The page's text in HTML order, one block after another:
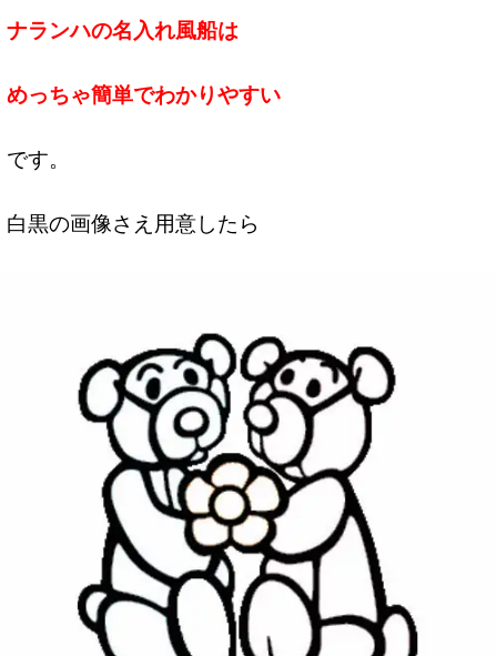
ナランハの名入れ風船は
めっちゃ簡単でわかりやすい
です。
白黒の画像さえ用意したら